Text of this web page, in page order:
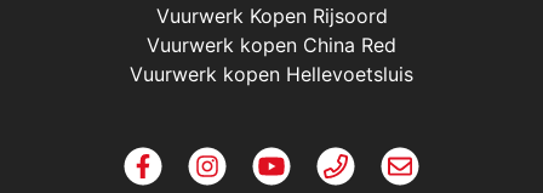
Vuurwerk Kopen Rijsoord
Vuurwerk kopen China Red
Vuurwerk kopen Hellevoetsluis